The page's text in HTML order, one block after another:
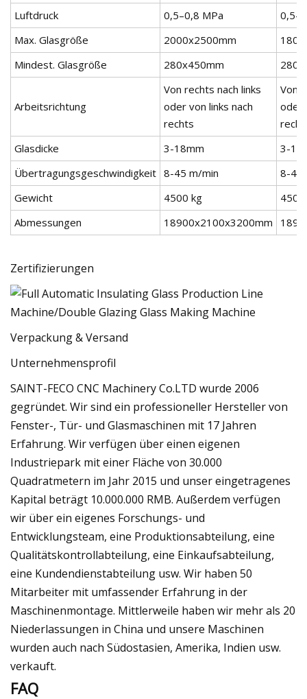
Luftdruck 0,5–0,8 MPa
Max. Glasgröße
2000x2500mm
Mindest. Glasgröße
280x450mm
Arbeitsrichtung
Von rechts nach links
oder von links nach
rechts
Von
oder
Glasdicke
3-18mm
3-
Übertragungsgeschwindigkeit 8-45 m/min
8-45
Gewicht
4500 kg
4500
Abmessungen
18900x2100x3200mm
Zertifizierungen
Verpackung & Versand
Unternehmensprofil
SAINT-FECO CNC Machinery Co.LTD wurde 2006
gegründet. Wir sind ein professioneller Hersteller von
Fenster-, Tür- und Glasmaschinen mit 17 Jahren
Erfahrung. Wir verfügen über einen eigenen
Industriepark mit einer Fläche von 30.000
Quadratmetern im Jahr 2015 und unser eingetragenes
Kapital beträgt 10.000.000 RMB. Außerdem verfügen
wir über ein eigenes Forschungs- und
Entwicklungsteam, eine Produktionsabteilung, eine
Qualitätskontrollabteilung, eine Einkaufsabteilung,
eine Kundendienstabteilung usw. Wir haben 50
Mitarbeiter mit umfassender Erfahrung in der
Maschinenmontage. Mittlerweile haben wir mehr als 20
Niederlassungen in China und unsere Maschinen
wurden auch nach Südostasien, Amerika, Indien usw.
verkauft.
FAQ